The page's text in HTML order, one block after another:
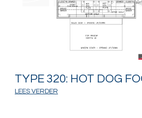
TYPE 320: HOT DOG
LEES VERDER